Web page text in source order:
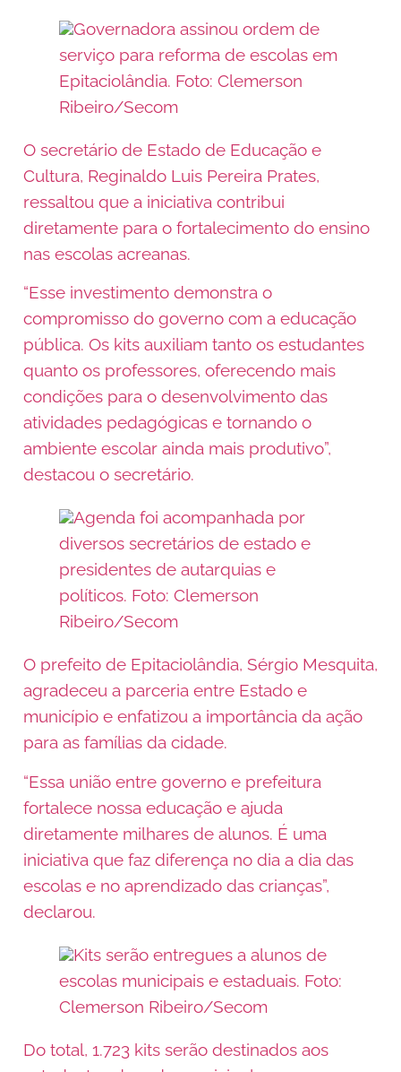
Governadora assinou ordem de
serviço para reforma de escolas em
Epitaciolândia. Foto: Clemerson
Ribeiro/Secom
O secretário de Estado de Educação e
Cultura, Reginaldo Luis Pereira Prates,
ressaltou que a iniciativa contribui
diretamente para o fortalecimento do ensino
nas escolas acreanas.
“Esse investimento demonstra o
compromisso do governo com a educação
pública. Os kits auxiliam tanto os estudantes
quanto os professores, oferecendo mais
condições para o desenvolvimento das
atividades pedagógicas e tornando o
ambiente escolar ainda mais produtivo”,
destacou o secretário.
Agenda foi acompanhada por
diversos secretários de estado e
presidentes de autarquias e
políticos. Foto: Clemerson
Ribeiro/Secom
O prefeito de Epitaciolândia, Sérgio Mesquita,
agradeceu a parceria entre Estado e
município e enfatizou a importância da ação
para as famílias da cidade.
“Essa união entre governo e prefeitura
fortalece nossa educação e ajuda
diretamente milhares de alunos. É uma
iniciativa que faz diferença no dia a dia das
escolas e no aprendizado das crianças”,
declarou.
Kits serão entregues a alunos de
escolas municipais e estaduais. Foto:
Clemerson Ribeiro/Secom
Do total, 1.723 kits serão destinados aos